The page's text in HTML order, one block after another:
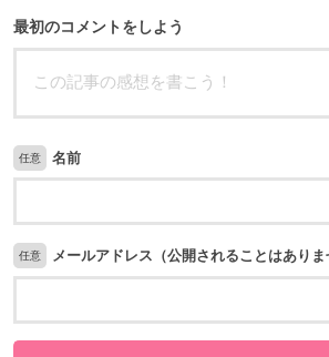
最初のコメントをしよう
任意 名前
任意 メールアドレス（公開されることはありま